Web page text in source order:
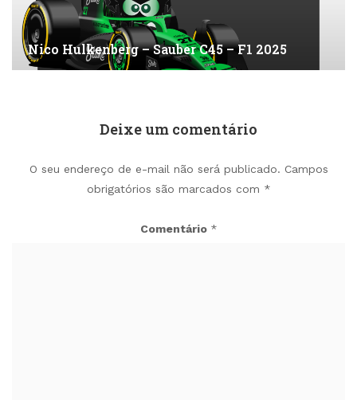
Nico Hulkenberg – Sauber C45 – F1 2025
Deixe um comentário
O seu endereço de e-mail não será publicado. Campos
obrigatórios são marcados com *
Comentário *